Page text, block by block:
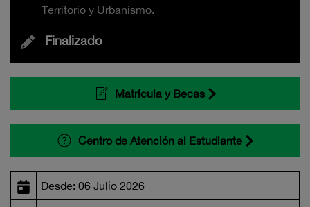
Territorio y Urbanismo.
Finalizado
Matrícula y Becas
Centro de Atención al Estudiante
Desde: 06 Julio 2026